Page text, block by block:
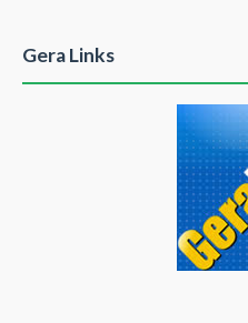
Gera Links